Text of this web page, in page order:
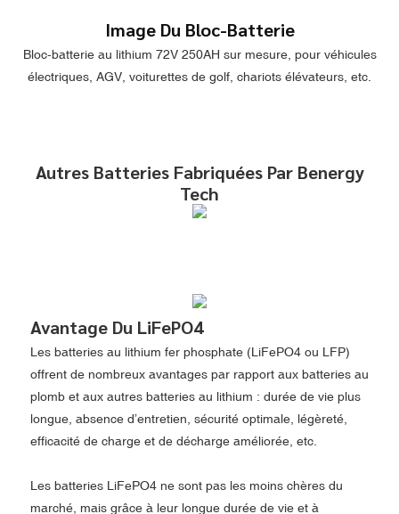
Image Du Bloc-Batterie
Bloc-batterie au lithium 72V 250AH sur mesure, pour véhicules
électriques, AGV, voiturettes de golf, chariots élévateurs, etc.
Autres Batteries Fabriquées Par Benergy
Tech
Avantage Du LiFePO4
Les batteries au lithium fer phosphate (LiFePO4 ou LFP)
offrent de nombreux avantages par rapport aux batteries au
plomb et aux autres batteries au lithium : durée de vie plus
longue, absence d’entretien, sécurité optimale, légèreté,
efficacité de charge et de décharge améliorée, etc.
Les batteries LiFePO4 ne sont pas les moins chères du
marché, mais grâce à leur longue durée de vie et à